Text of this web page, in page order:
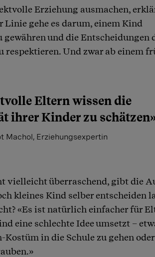
Erziehung ausmachen,
gehe es darum, einem Kind
und die Entscheidungen
respektieren. Und zwar ab einem
Eltern wissen die
ihrer Kinder zu
Machol, Erziehungsexpertin
vielleicht überraschend, gibt die
kleines Kind selber entscheiden
«Es ist natürlich einfacher für
eine schlechte Idee umsetzt –
Kostüm in die Schule zu gehen